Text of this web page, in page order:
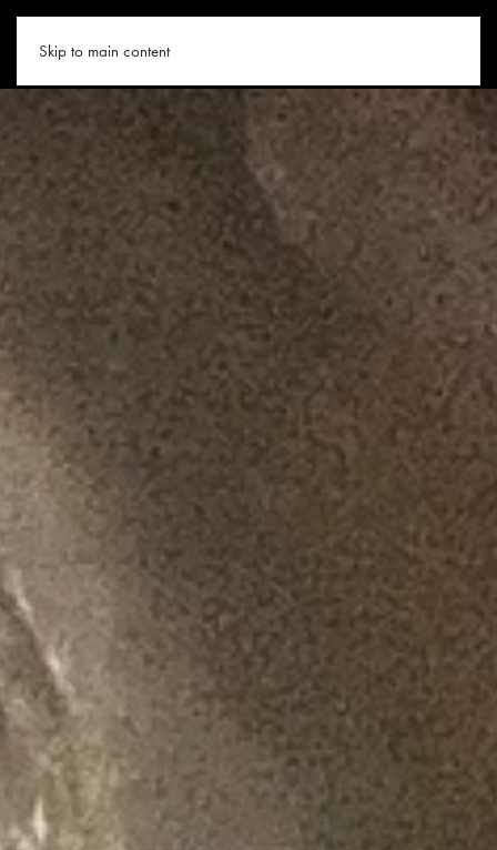
Skip to main content
GASTEIN.CO